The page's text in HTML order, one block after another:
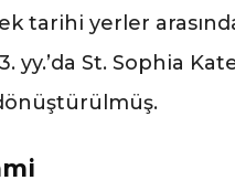
tarihi yerler
yy.’da St. Sophia